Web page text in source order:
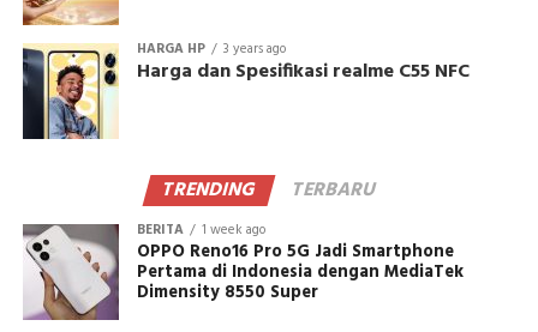
HARGA HP 3 years ago
Harga dan Spesifikasi realme C55 NFC
TRENDING TERBARU
BERITA 1 week ago
OPPO Reno16 Pro 5G Jadi Smartphone
Pertama di Indonesia dengan MediaTek
Dimensity 8550 Super